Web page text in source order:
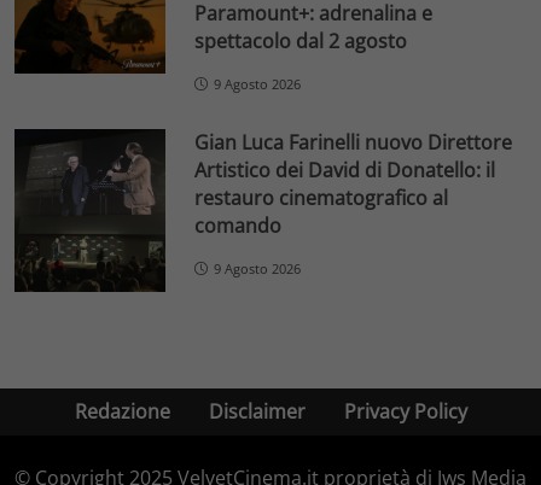
Paramount+: adrenalina e
spettacolo dal 2 agosto
9 Agosto 2026
Gian Luca Farinelli nuovo Direttore
Artistico dei David di Donatello: il
restauro cinematografico al
comando
9 Agosto 2026
Redazione Disclaimer Privacy Policy
© Copyright 2025 VelvetCinema.it proprietà di Jws Media